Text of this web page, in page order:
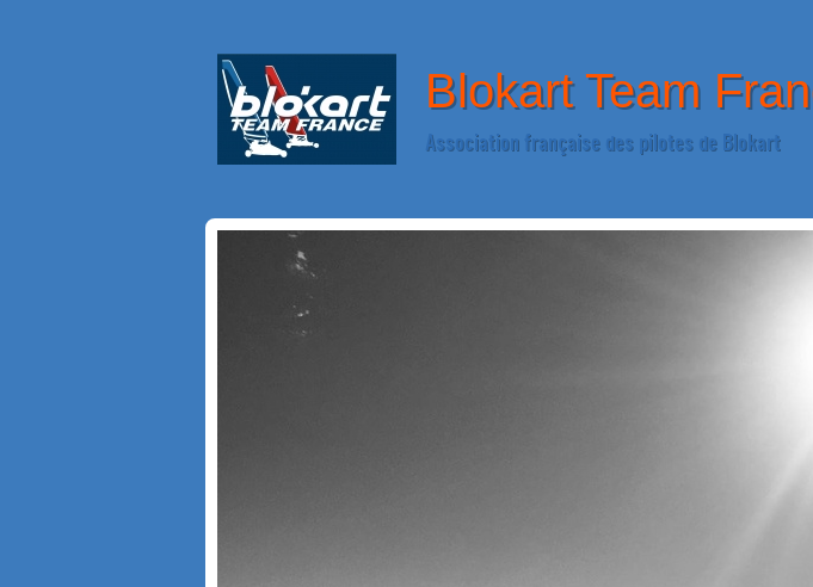
Blokart Team
Association française des pilotes de Blokart